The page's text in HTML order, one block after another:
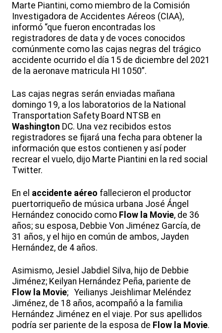
Marte Piantini, como miembro de la Comisión
Investigadora de Accidentes Aéreos (CIAA),
informó “que fueron encontradas los
registradores de data y de voces conocidos
comúnmente como las cajas negras del trágico
accidente ocurrido el día 15 de diciembre del 2021
de la aeronave matricula HI 1050”.
Las cajas negras serán enviadas mañana
domingo 19, a los laboratorios de la National
Transportation Safety Board NTSB en
Washington DC. Una vez recibidos estos
registradores se fijará una fecha para obtener la
información que estos contienen y así poder
recrear el vuelo, dijo Marte Piantini en la red social
Twitter.
En el accidente aéreo fallecieron el productor
puertorriqueño de música urbana José Ángel
Hernández conocido como Flow la Movie, de 36
años; su esposa, Debbie Von Jiménez García, de
31 años, y el hijo en común de ambos, Jayden
Hernández, de 4 años.
Asimismo, Jesiel Jabdiel Silva, hijo de Debbie
Jiménez; Keilyan Hernández Peña, pariente de
Flow la Movie; Yeilianys Jeishlimar Meléndez
Jiménez, de 18 años, acompañó a la familia
Hernández Jiménez en el viaje. Por sus apellidos
podría ser pariente de la esposa de Flow la Movie.